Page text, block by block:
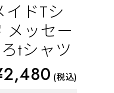
ドTシ
メッセー
tシャツ
(税込)